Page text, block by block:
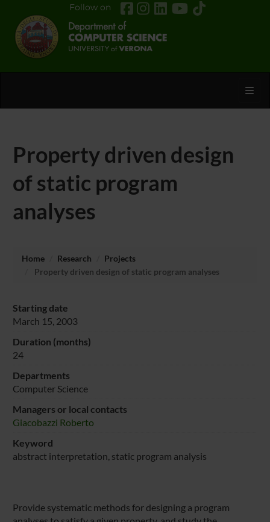
Follow on
Property driven design
of static program
analyses
Home Research
Projects
Property driven design of static program analyses
Starting date
March 15, 2003
Duration (months)
24
Departments
Computer Science
Managers or local contacts
Giacobazzi Roberto
Keyword
abstract interpretation, static program analysis
Provide systematic methods for designing a program